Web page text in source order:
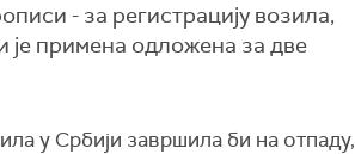
- за регистрацију возила,
је примена одложена за две
у Србији завршила би на отпаду,